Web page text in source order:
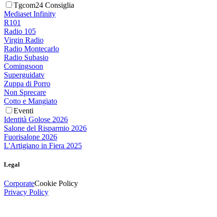
Tgcom24 Consiglia
Mediaset Infinity
R101
Radio 105
Virgin Radio
Radio Montecarlo
Radio Subasio
Comingsoon
Superguidatv
Zuppa di Porro
Non Sprecare
Cotto e Mangiato
Eventi
Identità Golose 2026
Salone del Risparmio 2026
Fuorisalone 2026
L'Artigiano in Fiera 2025
Legal
CorporateCookie Policy
Privacy Policy